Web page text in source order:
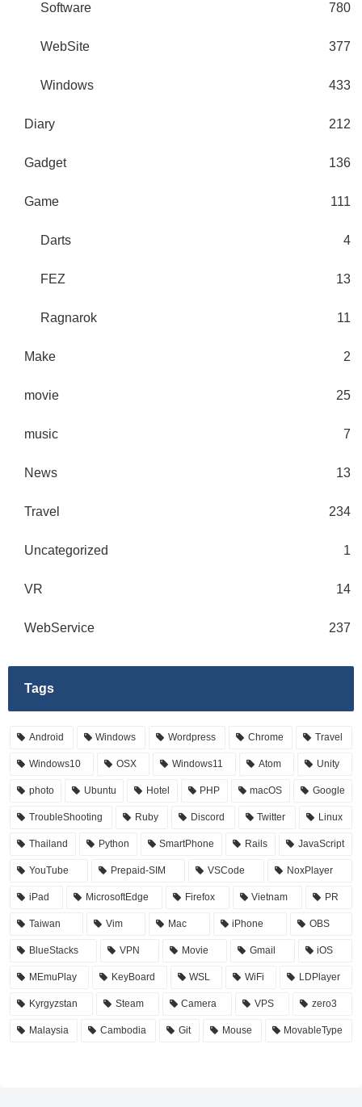
Software 780
WebSite 377
Windows 433
Diary 212
Gadget 136
Game 111
Darts 4
FEZ 13
Ragnarok 11
Make 2
movie 25
music 7
News 13
Travel 234
Uncategorized 1
VR 14
WebService 237
Tags
Android Windows Wordpress Chrome Travel
Windows10 OSX Windows11 Atom Unity
photo Ubuntu Hotel PHP macOS Google
TroubleShooting Ruby Discord Twitter Linux
Thailand Python SmartPhone Rails JavaScript
YouTube Prepaid-SIM VSCode NoxPlayer
iPad MicrosoftEdge Firefox Vietnam PR
Taiwan Vim Mac iPhone OBS
BlueStacks VPN Movie Gmail iOS
MEmuPlay KeyBoard WSL WiFi LDPlayer
Kyrgyzstan Steam Camera VPS zero3
Malaysia Cambodia Git Mouse MovableType